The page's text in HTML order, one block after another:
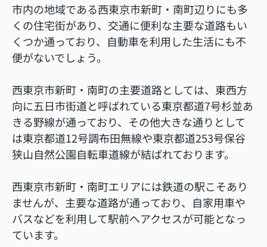
市内の地域である西東京市新町・南町辺りにも多
くの住宅街があり、交通に便利な主要な道路もい
くつか通っており、自動車を利用した生活にも不
便がないでしょう。
西東京市新町・南町の主要道路としては、東西方
向に五日市街道と呼ばれている東京都道7号杉並あ
きる野線が通っており、その他大きな通りとして
は東京都道12号調布田無線や東京都道253号保谷
狭山自然公園自転車道線が結ばれております。
西東京市新町・南町エリアには鉄道の駅こそあり
ませんが、主要な道路が通っており、自家用車や
バスなどを利用して駅前へアクセスが可能となっ
ています。